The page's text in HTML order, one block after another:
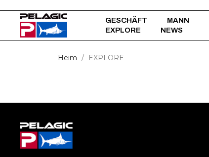
GESCHÄFT MANN
EXPLORE
NEWS
Heim EXPLORE